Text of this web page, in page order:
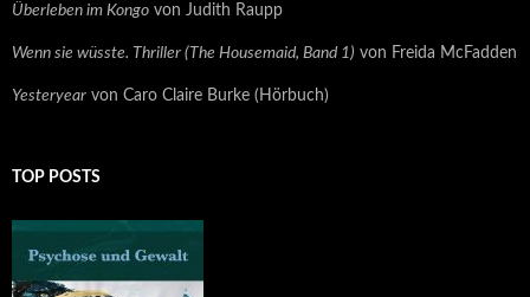
Überleben im Kongo von Judith Raupp
Wenn sie wüsste. Thriller (The Housemaid, Band 1) von Freida McFadden
Yesteryear von Caro Claire Burke (Hörbuch)
TOP POSTS